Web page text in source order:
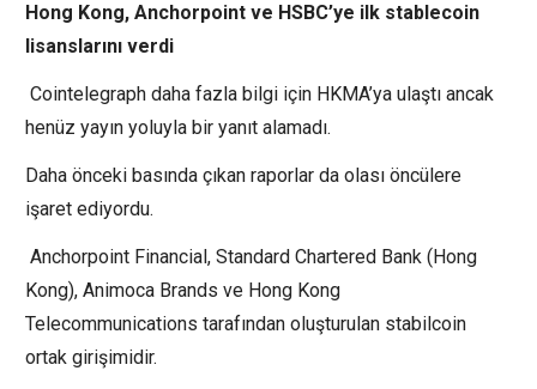
Hong Kong, Anchorpoint ve HSBC’ye ilk stablecoin
lisanslarını verdi
Cointelegraph daha fazla bilgi için HKMA’ya ulaştı ancak
henüz yayın yoluyla bir yanıt alamadı.
Daha önceki basında çıkan raporlar da olası öncülere
işaret ediyordu.
Anchorpoint Financial, Standard Chartered Bank (Hong
Kong), Animoca Brands ve Hong Kong
Telecommunications tarafından oluşturulan stabilcoin
ortak girişimidir.